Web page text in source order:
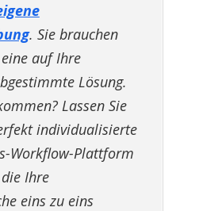
. Sie brauchen
auf Ihre
Lösung.
Lassen Sie
individualisierte
Workflow-Plattform
Ihre
eins zu eins